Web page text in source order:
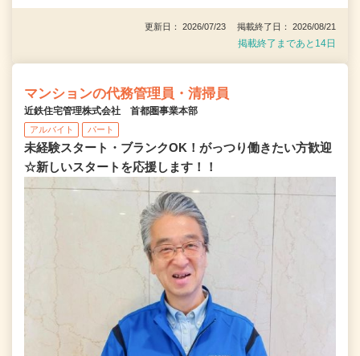
更新日： 2026/07/23 掲載終了日： 2026/08/21
掲載終了まであと14日
マンションの代務管理員・清掃員
近鉄住宅管理株式会社 首都圏事業本部
アルバイト パート
未経験スタート・ブランクOK！がっつり働きたい方歓迎
☆新しいスタートを応援します！！